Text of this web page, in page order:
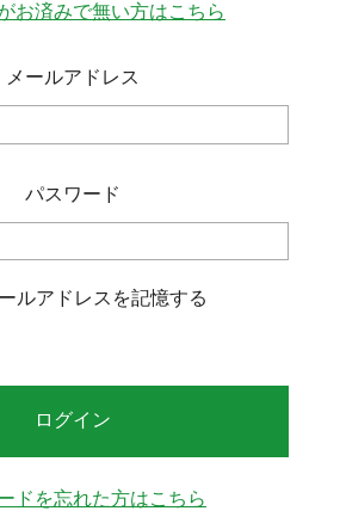
お済みで無い方はこちら
メールアドレス
パスワード
ルアドレスを記憶する
ログイン
ドを忘れた方はこちら